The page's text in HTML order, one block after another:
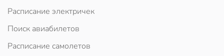
Расписание электричек
Поиск авиабилетов
Расписание самолетов